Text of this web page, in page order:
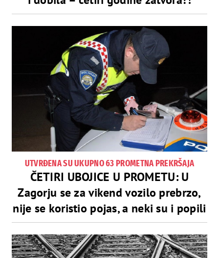
UTVRĐENA SU UKUPNO 63 PROMETNA PREKRŠAJA
ČETIRI UBOJICE U PROMETU: U
Zagorju se za vikend vozilo prebrzo,
nije se koristio pojas, a neki su i popili